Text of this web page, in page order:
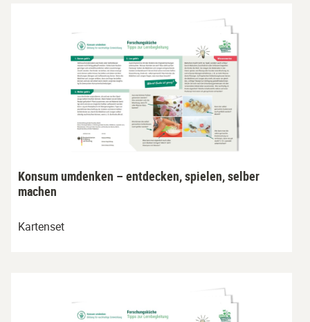
Konsum umdenken – entdecken, spielen, selber
machen
Kartenset